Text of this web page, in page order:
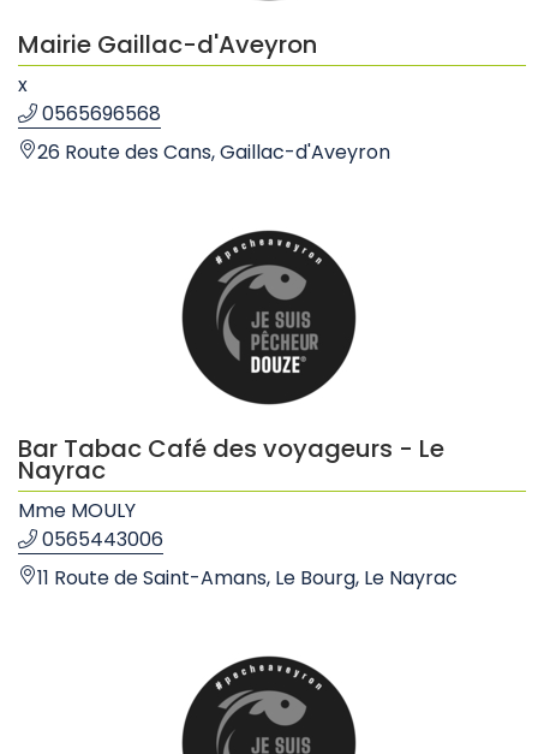
Mairie Gaillac-d'Aveyron
x
0565696568
26 Route des Cans, Gaillac-d'Aveyron
Bar Tabac Café des voyageurs - Le
Nayrac
Mme MOULY
0565443006
11 Route de Saint-Amans, Le Bourg, Le Nayrac